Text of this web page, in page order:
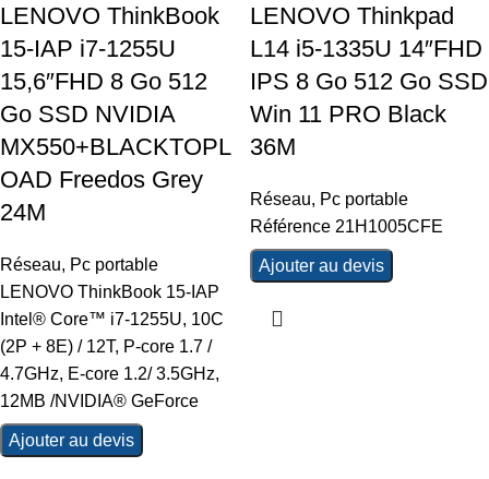
LENOVO ThinkBook
15-IAP i7-1255U
15,6″FHD 8 Go 512
Go SSD NVIDIA
MX550+BLACKTOPL
OAD Freedos Grey
24M
Réseau, Pc portable
LENOVO ThinkBook 15-IAP
Intel® Core™ i7-1255U, 10C
(2P + 8E) / 12T, P-core 1.7 /
4.7GHz, E-core 1.2/ 3.5GHz,
12MB /NVIDIA® GeForce
Ajouter au devis
LENOVO Thinkpad
L14 i5-1335U 14″FHD
IPS 8 Go 512 Go SSD
Win 11 PRO Black
36M
Réseau, Pc portable
Référence 21H1005CFE
Ajouter au devis